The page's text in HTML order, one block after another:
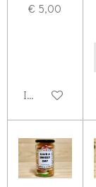
€ 5,00
In winkelwagen